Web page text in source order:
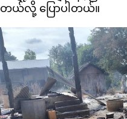
တယ်လို့ ပြောပါတယ်။